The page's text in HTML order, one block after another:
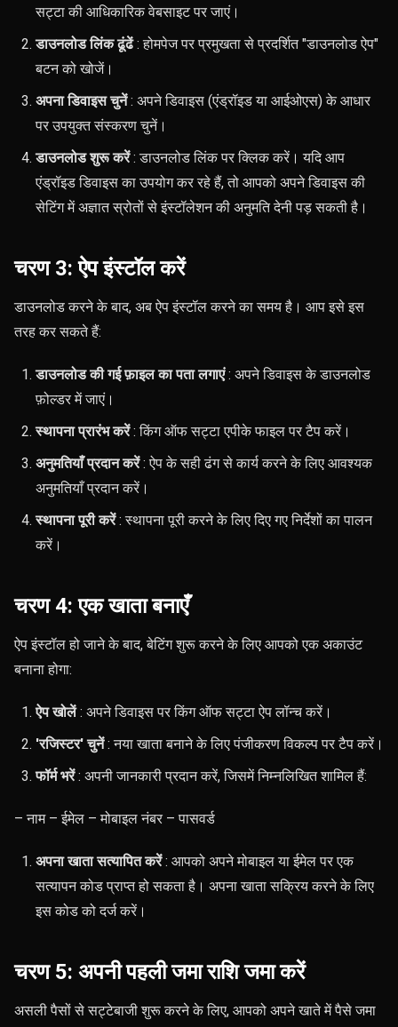
सट्टा की आधिकारिक वेबसाइट पर जाएं।
डाउनलोड लिंक ढूंढें: होमपेज पर प्रमुखता से प्रदर्शित "डाउनलोड ऐप"
बटन को खोजें।
अपना डिवाइस चुनें: अपने डिवाइस (एंड्रॉइड या आईओएस) के आधार
पर उपयुक्त संस्करण चुनें।
डाउनलोड शुरू करें: डाउनलोड लिंक पर क्लिक करें। यदि आप
एंड्रॉइड डिवाइस का उपयोग कर रहे हैं, तो आपको अपने डिवाइस की
सेटिंग में अज्ञात स्रोतों से इंस्टॉलेशन की अनुमति देनी पड़ सकती है।
चरण 3: ऐप इंस्टॉल करें
डाउनलोड करने के बाद, अब ऐप इंस्टॉल करने का समय है। आप इसे इस
तरह कर सकते हैं:
डाउनलोड की गई फ़ाइल का पता लगाएं: अपने डिवाइस के डाउनलोड
फ़ोल्डर में जाएं।
स्थापना प्रारंभ करें: किंग ऑफ सट्टा एपीके फाइल पर टैप करें।
अनुमतियाँ प्रदान करें: ऐप के सही ढंग से कार्य करने के लिए आवश्यक
अनुमतियाँ प्रदान करें।
स्थापना पूरी करें: स्थापना पूरी करने के लिए दिए गए निर्देशों का पालन
करें।
चरण 4: एक खाता बनाएँ
ऐप इंस्टॉल हो जाने के बाद, बेटिंग शुरू करने के लिए आपको एक अकाउंट
बनाना होगा:
ऐप खोलें: अपने डिवाइस पर किंग ऑफ सट्टा ऐप लॉन्च करें।
'रजिस्टर' चुनें: नया खाता बनाने के लिए पंजीकरण विकल्प पर टैप करें।
फॉर्म भरें: अपनी जानकारी प्रदान करें, जिसमें निम्नलिखित शामिल हैं:
– नाम – ईमेल – मोबाइल नंबर – पासवर्ड
अपना खाता सत्यापित करें: आपको अपने मोबाइल या ईमेल पर एक
सत्यापन कोड प्राप्त हो सकता है। अपना खाता सक्रिय करने के लिए
इस कोड को दर्ज करें।
चरण 5: अपनी पहली जमा राशि जमा करें
असली पैसों से सट्टेबाजी शुरू करने के लिए, आपको अपने खाते में पैसे जमा